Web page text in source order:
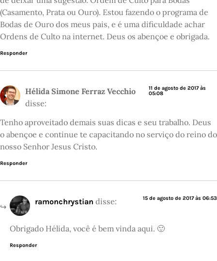
(Casamento, Prata ou Ouro). Estou fazendo o programa de
Bodas de Ouro dos meus pais, e é uma dificuldade achar
Ordens de Culto na internet. Deus os abençoe e obrigada.
Responder
Hélida Simone Ferraz Vecchio
disse:
11 de agosto de 2017 às
05:08
Tenho aproveitado demais suas dicas e seu trabalho. Deus
o abençoe e continue te capacitando no serviço do reino do
nosso Senhor Jesus Cristo.
Responder
ramonchrystian disse: 15 de agosto de 2017 às 06:53
Obrigado Hélida, você é bem vinda aqui. 🙂
Responder